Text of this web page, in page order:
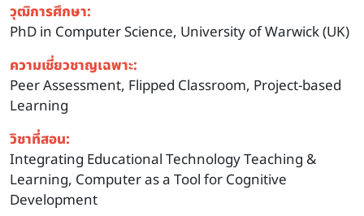
วุฒิการศึกษา:
PhD in Computer Science, University of Warwick (UK)
ความเชี่ยวชาญเฉพาะ:
Peer Assessment, Flipped Classroom, Project-based
Learning
วิชาที่สอน:
Integrating Educational Technology Teaching &
Learning, Computer as a Tool for Cognitive
Development